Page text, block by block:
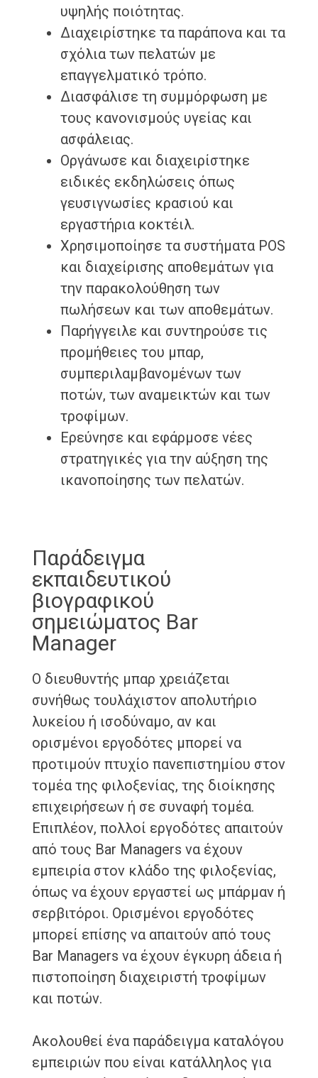
υψηλής ποιότητας.
Διαχειρίστηκε τα παράπονα και τα
σχόλια των πελατών με
επαγγελματικό τρόπο.
Διασφάλισε τη συμμόρφωση με
τους κανονισμούς υγείας και
ασφάλειας.
Οργάνωσε και διαχειρίστηκε
ειδικές εκδηλώσεις όπως
γευσιγνωσίες κρασιού και
εργαστήρια κοκτέιλ.
Χρησιμοποίησε τα συστήματα POS
και διαχείρισης αποθεμάτων για
την παρακολούθηση των
πωλήσεων και των αποθεμάτων.
Παρήγγειλε και συντηρούσε τις
προμήθειες του μπαρ,
συμπεριλαμβανομένων των
ποτών, των αναμεικτών και των
τροφίμων.
Ερεύνησε και εφάρμοσε νέες
στρατηγικές για την αύξηση της
ικανοποίησης των πελατών.
Παράδειγμα
εκπαιδευτικού
βιογραφικού
σημειώματος Bar
Manager
Ο διευθυντής μπαρ χρειάζεται
συνήθως τουλάχιστον απολυτήριο
λυκείου ή ισοδύναμο, αν και
ορισμένοι εργοδότες μπορεί να
προτιμούν πτυχίο πανεπιστημίου στον
τομέα της φιλοξενίας, της διοίκησης
επιχειρήσεων ή σε συναφή τομέα.
Επιπλέον, πολλοί εργοδότες απαιτούν
από τους Bar Managers να έχουν
εμπειρία στον κλάδο της φιλοξενίας,
όπως να έχουν εργαστεί ως μπάρμαν ή
σερβιτόροι. Ορισμένοι εργοδότες
μπορεί επίσης να απαιτούν από τους
Bar Managers να έχουν έγκυρη άδεια ή
πιστοποίηση διαχειριστή τροφίμων
και ποτών.
Ακολουθεί ένα παράδειγμα καταλόγου
εμπειριών που είναι κατάλληλος για